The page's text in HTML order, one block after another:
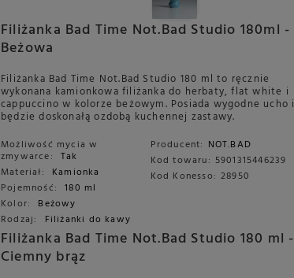
Filiżanka Bad Time Not.Bad Studio 180ml -
Beżowa
Filiżanka Bad Time Not.Bad Studio 180 ml to ręcznie
wykonana kamionkowa filiżanka do herbaty, flat white i
cappuccino w kolorze beżowym. Posiada wygodne ucho i
będzie doskonałą ozdobą kuchennej zastawy.
Możliwość mycia w
zmywarce: Tak
Materiał: Kamionka
Pojemność: 180 ml
Kolor: Beżowy
Rodzaj:
Filiżanki do kawy
Producent: NOT.BAD
Kod towaru: 5901315446239
Kod Konesso: 28950
Filiżanka Bad Time Not.Bad Studio 180 ml -
Ciemny brąz